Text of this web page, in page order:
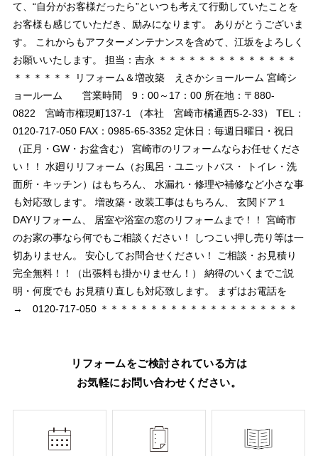
て、“自分がお客様だったら”といつも考えて行動していたことを
お客様も感じていただき、励みになります。 ありがとうございま
す。 これからもアフターメンテナンスを含めて、江坂をよろしく
お願いいたします。 担当：吉永 ＊＊＊＊＊＊＊＊＊＊＊＊＊＊
＊＊＊＊＊＊ リフォーム＆増改築 えさかショールーム 宮崎シ
ョールーム 営業時間 9：00～17：00 所在地：〒880-
0822 宮崎市権現町137-1 （本社 宮崎市橘通西5-2-33） TEL：
0120-717-050 FAX：0985-65-3352 定休日：毎週日曜日・祝日
（正月・GW・お盆含む） 宮崎市のリフォームならお任せくださ
い！！ 水廻りリフォーム（お風呂・ユニットバス・ トイレ・洗
面所・キッチン）はもちろん、 水漏れ・修理や補修など小さな事
も対応致します。 増改築・改装工事はもちろん、 玄関ドア１
DAYリフォーム、 居室や浴室の窓のリフォームまで！！ 宮崎市
のお家の事なら何でもご相談ください！ しつこい押し売り等は一
切ありません。 安心してお問合せください！ ご相談・お見積り
完全無料！！（出張料も掛かりません！） 納得のいくまでご説
明・何度でも お見積り直しも対応致します。 まずはお電話を
→ 0120-717-050 ＊＊＊＊＊＊＊＊＊＊＊＊＊＊＊＊＊＊＊＊
リフォームをご検討されている方は
お気軽にお問い合わせください。